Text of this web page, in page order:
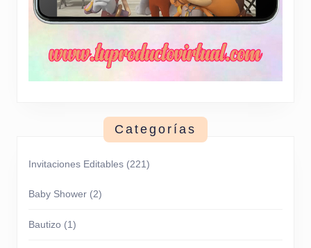
Categorías
Invitaciones Editables (221)
Baby Shower (2)
Bautizo (1)